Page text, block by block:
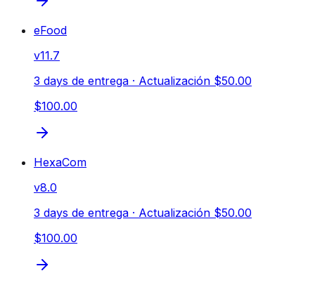
eFood
v11.7
3 days de entrega · Actualización $50.00
$100.00
HexaCom
v8.0
3 days de entrega · Actualización $50.00
$100.00